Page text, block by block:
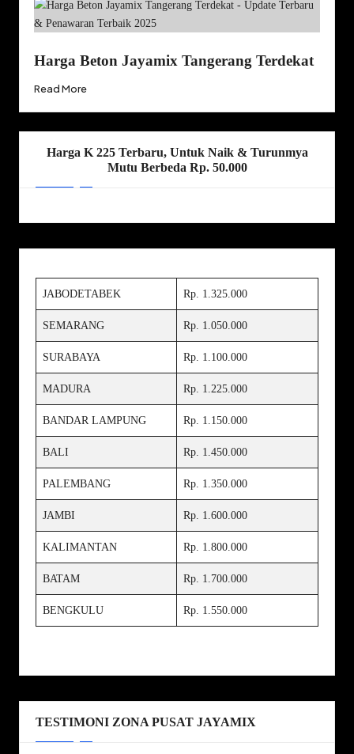
Harga Beton Jayamix Tangerang Terdekat
Read More
Harga K 225 Terbaru, Untuk Naik & Turunmya
Mutu Berbeda Rp. 50.000
JABODETABEK Rp. 1.325.000
SEMARANG Rp. 1.050.000
SURABAYA Rp. 1.100.000
MADURA Rp. 1.225.000
BANDAR LAMPUNG Rp. 1.150.000
BALI Rp. 1.450.000
PALEMBANG Rp. 1.350.000
JAMBI Rp. 1.600.000
KALIMANTAN Rp. 1.800.000
BATAM Rp. 1.700.000
BENGKULU Rp. 1.550.000
TESTIMONI ZONA PUSAT JAYAMIX